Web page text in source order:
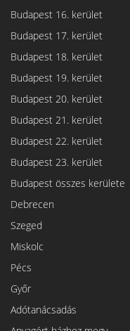
Budapest 16. kerület
Budapest 17. kerület
Budapest 18. kerület
Budapest 19. kerület
Budapest 20. kerület
Budapest 21. kerület
Budapest 22. kerület
Budapest 23. kerület
Budapest összes kerülete
Debrecen
Szeged
Miskolc
Pécs
Győr
Adótanácsadás